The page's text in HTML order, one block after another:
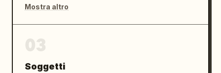
Mostra altro
Soggetti